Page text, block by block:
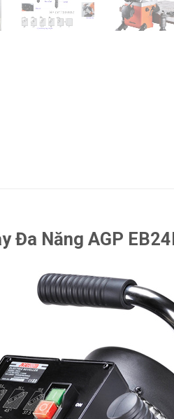
Đa Năng AGP